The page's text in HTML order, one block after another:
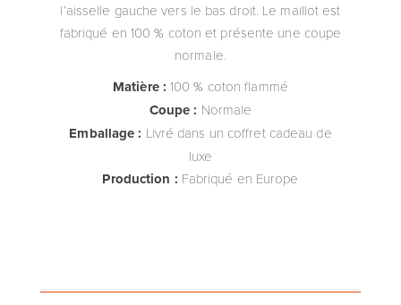
l’aisselle gauche vers le bas droit. Le maillot est
fabriqué en 100 % coton et présente une coupe
normale.
Matière : 100 % coton flammé
Coupe : Normale
Emballage : Livré dans un coffret cadeau de
luxe
Production : Fabriqué en Europe